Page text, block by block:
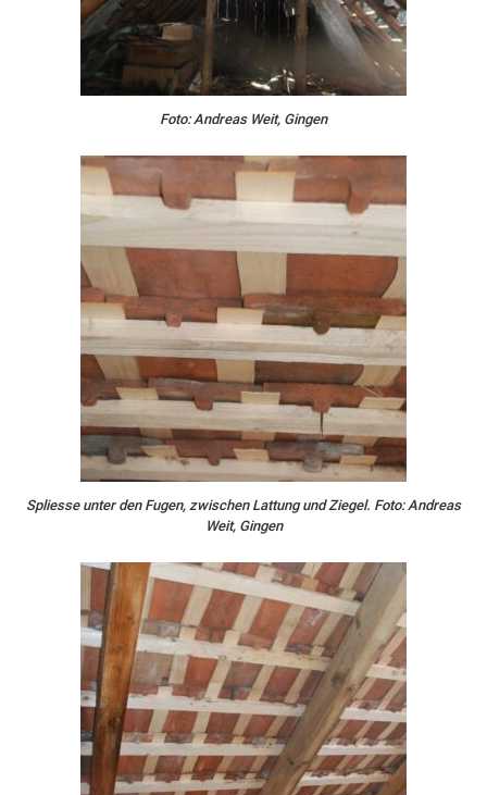
Foto: Andreas Weit, Gingen
Spliesse unter den Fugen, zwischen Lattung und Ziegel. Foto: Andreas
Weit, Gingen